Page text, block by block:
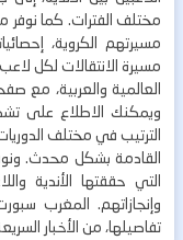
مختلف الفترات. كما نوفر
مسيرتهم الكروية،
مسيرة الانتقالات لكل
العالمية والعربية، مع
ويمكنك الاطلاع على
الترتيب في مختلف
القادمة بشكل محدث.
التي حققتها الأندية
وإنجازاتهم. المغرب
تفاصيلها، من الأخبار